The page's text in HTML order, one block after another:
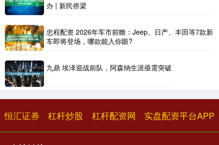
办 | 新民侨梁
忠程配资 2026年车市前瞻：Jeep、日产、丰田等7款新
车即将登场，哪款能入你眼?
九鼎 埃泽迎战前队，阿森纳生涯亟需突破
恒汇证券 杠杆炒股 杠杆配资网 实盘配资平台APP